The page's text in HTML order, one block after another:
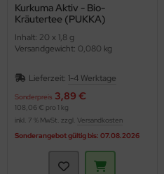
Kurkuma Aktiv - Bio-
Kräutertee (PUKKA)
Inhalt: 20 x 1,8 g
Versandgewicht: 0,080 kg
Lieferzeit: 1-4 Werktage
Sonderpreis 3,89 €
108,06 € pro 1 kg
inkl. 7 % MwSt. zzgl. Versandkosten
Sonderangebot gültig bis: 07.08.2026